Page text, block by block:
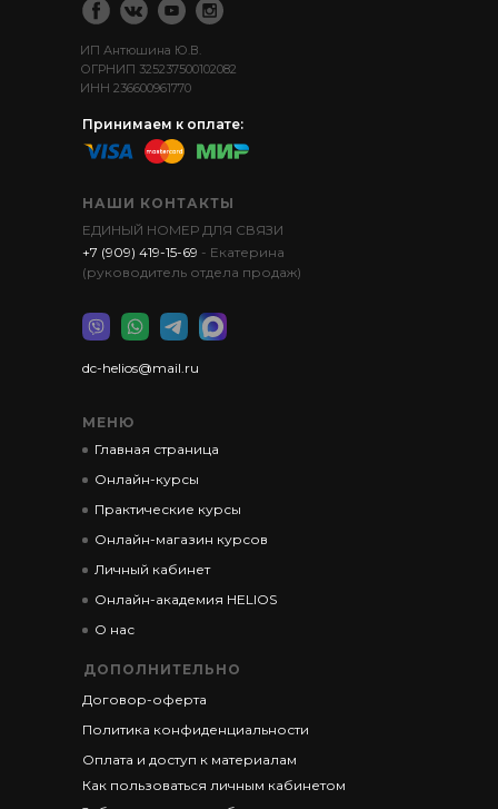
ДОПОЛНИТЕЛЬНО
Договор-оферта
Политика конфиденциальности
Оплата и доступ к материалам
Как пользоваться личным кабинетом
Главная страница
Онлайн-курсы
Практические курсы
Личный кабинет
Онлайн-академия HELIOS
МЕНЮ
dc-helios@mail.ru
ЕДИНЫЙ НОМЕР ДЛЯ СВЯЗИ
+7 (909) 419-15-69 - Екатерина
(руководитель отдела продаж)
НАШИ КОНТАКТЫ
ИП Антюшина Ю.В.
ОГРНИП 325237500102082
ИНН 236600961770
Принимаем к оплате:
Онлайн-магазин курсов
О нас